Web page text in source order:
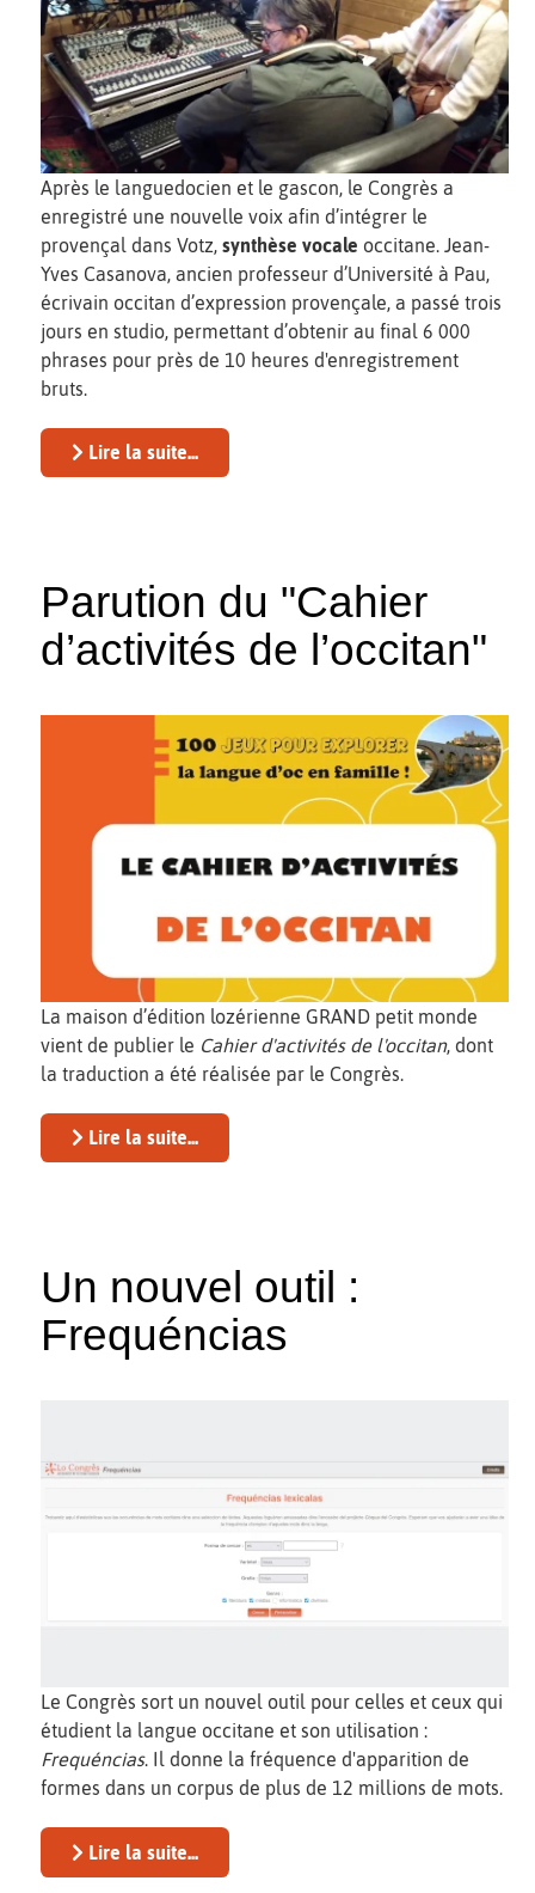
Après le languedocien et le gascon, le Congrès a
enregistré une nouvelle voix afin d’intégrer le
provençal dans Votz, synthèse vocale occitane. Jean-
Yves Casanova, ancien professeur d’Université à Pau,
écrivain occitan d’expression provençale, a passé trois
jours en studio, permettant d’obtenir au final 6 000
phrases pour près de 10 heures d'enregistrement
bruts.
Lire la suite...
Parution du "Cahier
d’activités de l’occitan"
La maison d’édition lozérienne GRAND petit monde
vient de publier le Cahier d'activités de l'occitan, dont
la traduction a été réalisée par le Congrès.
Lire la suite...
Un nouvel outil :
Frequéncias
Le Congrès sort un nouvel outil pour celles et ceux qui
étudient la langue occitane et son utilisation :
Frequéncias. Il donne la fréquence d'apparition de
formes dans un corpus de plus de 12 millions de mots.
Lire la suite...